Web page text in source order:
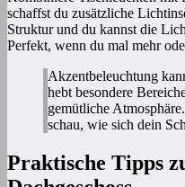
schaffst du zusätzliche
Struktur und du kannst die
Perfekt, wenn du mal mehr
Akzentbeleuchtung
hebt besondere
gemütliche
schau, wie sich dein
Praktische Tipps